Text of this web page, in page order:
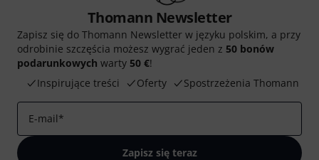
Thomann Newsletter
Zapisz się do Thomann Newsletter w języku polskim, a przy
odrobinie szczęścia możesz wygrać jeden z 50 bonów
podarunkowych warty 50 €!
Inspirujące treści
Oferty Spostrzeżenia Thomann
E-mail*
Zapisz się teraz